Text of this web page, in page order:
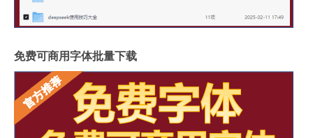
免费可商用字体批量下载